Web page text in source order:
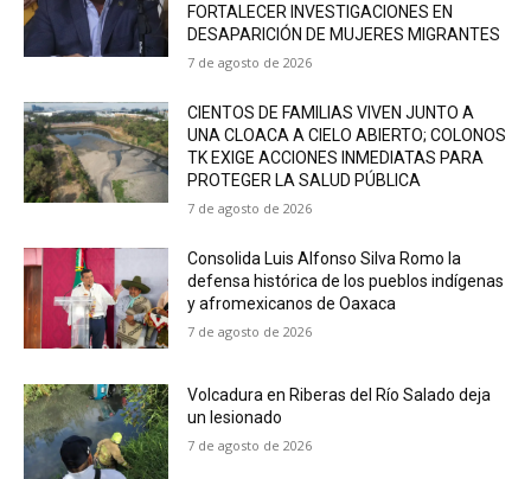
FORTALECER INVESTIGACIONES EN
DESAPARICIÓN DE MUJERES MIGRANTES
7 de agosto de 2026
CIENTOS DE FAMILIAS VIVEN JUNTO A
UNA CLOACA A CIELO ABIERTO; COLONOS
TK EXIGE ACCIONES INMEDIATAS PARA
PROTEGER LA SALUD PÚBLICA
7 de agosto de 2026
Consolida Luis Alfonso Silva Romo la
defensa histórica de los pueblos indígenas
y afromexicanos de Oaxaca
7 de agosto de 2026
Volcadura en Riberas del Río Salado deja
un lesionado
7 de agosto de 2026